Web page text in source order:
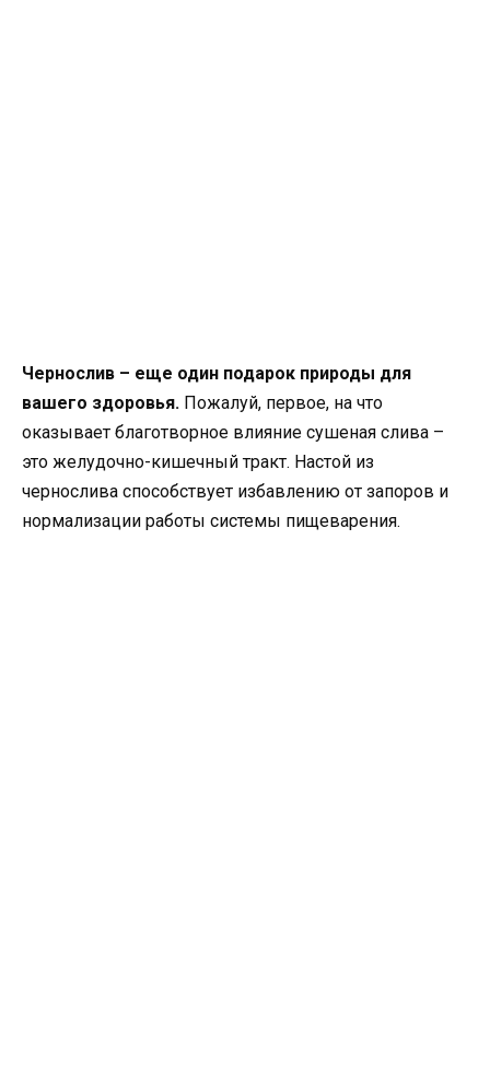
Чернослив – еще один подарок природы для
вашего здоровья. Пожалуй, первое, на что
оказывает благотворное влияние сушеная слива –
это желудочно-кишечный тракт. Настой из
чернослива способствует избавлению от запоров и
нормализации работы системы пищеварения.